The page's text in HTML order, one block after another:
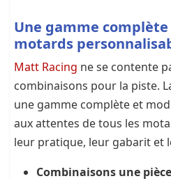
Une gamme
motards
Matt Racing ne se contente
combinaisons pour la piste.
une gamme complète et
aux attentes de tous les
leur pratique, leur gabarit et
Combinaisons une pièce